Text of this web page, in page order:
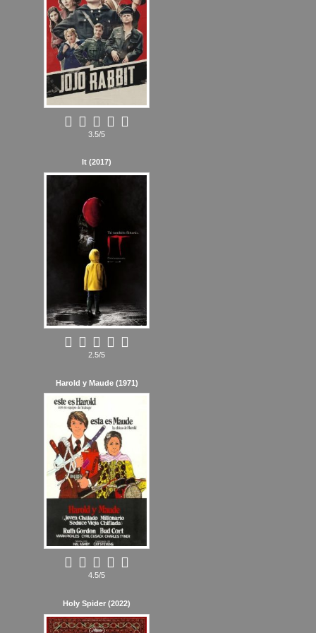
3.5/5
It (2017)
2.5/5
Harold y Maude (1971)
4.5/5
Holy Spider (2022)